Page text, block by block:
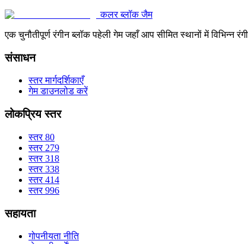
कलर ब्लॉक जैम
एक चुनौतीपूर्ण रंगीन ब्लॉक पहेली गेम जहाँ आप सीमित स्थानों में
संसाधन
स्तर मार्गदर्शिकाएँ
गेम डाउनलोड करें
लोकप्रिय स्तर
स्तर 80
स्तर 279
स्तर 318
स्तर 338
स्तर 414
स्तर 996
सहायता
गोपनीयता नीति